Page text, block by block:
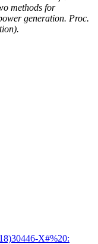
methods for
generation. Proc.
X#%20: